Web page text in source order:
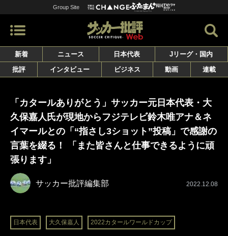
Group Site
新着 ニュース 日本代表
Jリーグ・国内
批評
インタビュー ビジネス 動画 連載
「カタールありがとう」サッカー元日本代表・大
久保嘉人氏が現地からフジテレビ鈴木唯アナ＆ネ
イマールとの「“指さし3ショット”投稿」で感謝の
言葉を綴る！ 「また皆さんと仕事できるように頑
張ります」
サッカー批評編集部 2022.12.08
日本代表 大久保嘉人 2022カタールワールドカップ